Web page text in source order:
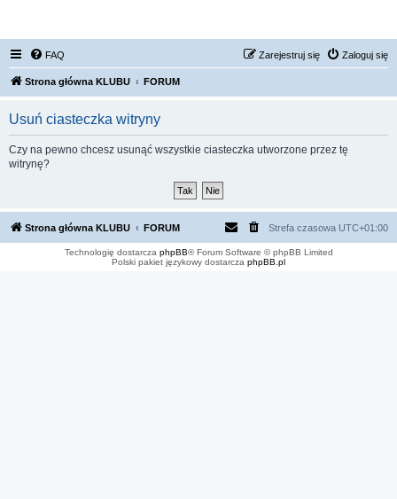
FAQ Zaloguj się
Zarejestruj się
Strona główna KLUBU FORUM
Usuń ciasteczka witryny
Czy na pewno chcesz usunąć wszystkie ciasteczka utworzone przez tę
witrynę?
Strona główna KLUBU FORUM Strefa czasowa UTC+01:00
Technologię dostarcza phpBB® Forum Software © phpBB Limited
Polski pakiet językowy dostarcza phpBB.pl